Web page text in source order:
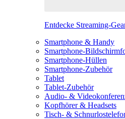
Entdecke Streaming-
Smartphone & Handy
Smartphone-
Smartphone-Hüllen
Smartphone-Zubehör
Tablet
Tablet-Zubehör
Audio- &
Kopfhörer & Headsets
Tisch- &